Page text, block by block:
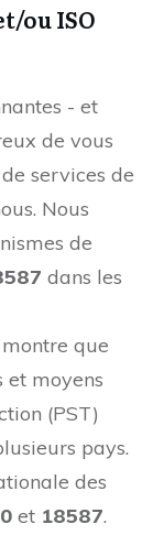
ou ISO
- et
de vous
services de
Nous
de
dans les
que
et moyens
(PST)
pays.
des
et 18587.